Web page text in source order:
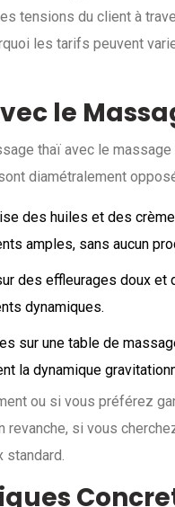
tensions du client à
les tarifs peuvent
le
thaï avec le
diamétralement
des huiles et des
amples, sans aucun
des effleurages doux
dynamiques.
sur une table de
la dynamique
ou si vous préférez
revanche, si vous
standard.